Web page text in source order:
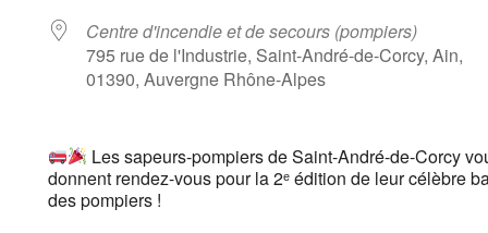
Centre d'incendie et de secours (pompiers)
795 rue de l'Industrie, Saint-André-de-Corcy, Ain,
01390, Auvergne Rhône-Alpes
Les sapeurs-pompiers de Saint-André-de-Corcy
donnent rendez-vous pour la 2ᵉ édition de leur célèbre
des pompiers !